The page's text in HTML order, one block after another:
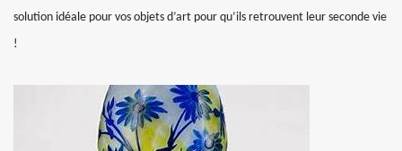
solution idéale pour vos objets d’art pour qu’ils retrouvent leur seconde vie
!